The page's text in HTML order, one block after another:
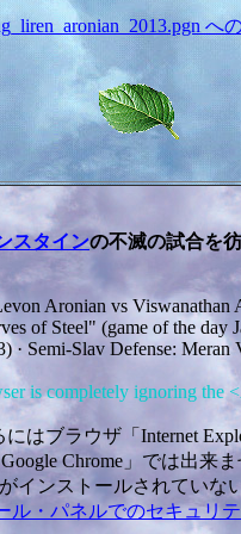
へ
スタインの不滅の試合を
Aronian vs Viswanathan
of Steel" (game of the day
· Semi-Slav Defense: Meran
is completely ignoring the
はブラウザ「Internet
Google Chrome」では出来ま
がインストールされていな
ル・パネルでのセキュリ